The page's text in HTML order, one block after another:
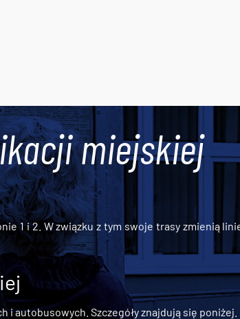
miejskiej
1 i 2. W związku z tym swoje trasy zmienią
autobusowych. Szczegóły znajdują się poniżej.